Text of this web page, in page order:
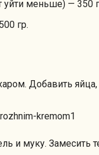
уйти меньше) — 350
гр.
Добавить
и муку. Замесить